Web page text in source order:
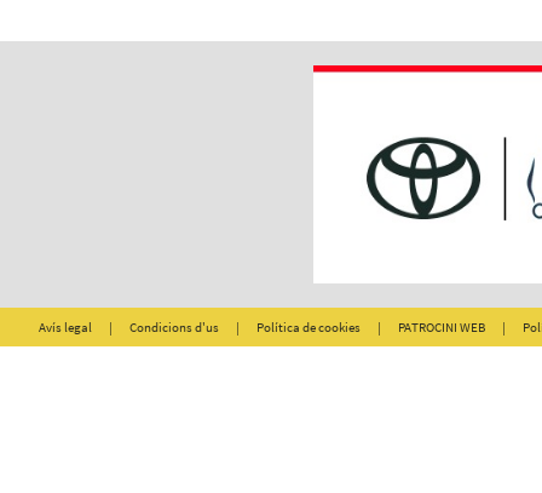
Avís legal | Condicions d'us | Política de cookies | PATROCINI WEB |